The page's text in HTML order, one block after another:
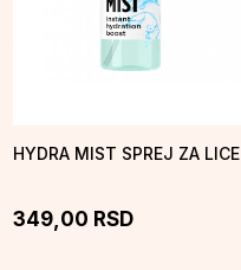
HYDRA MIST SPREJ ZA LICE
349,00 RSD